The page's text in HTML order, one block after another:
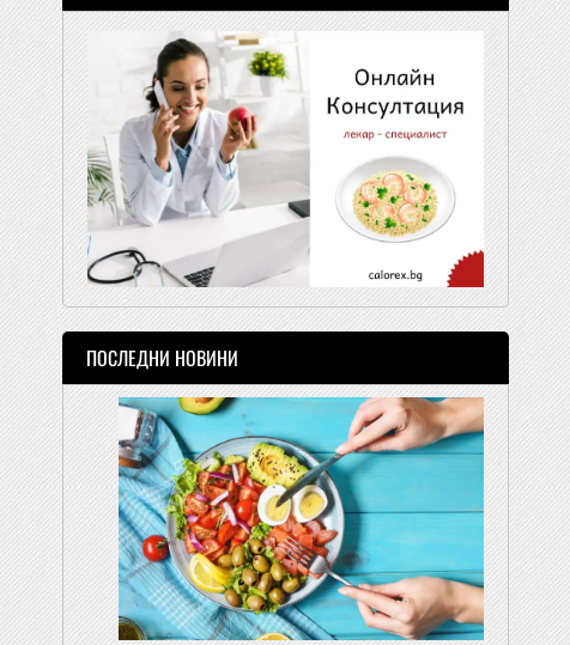
ПОСЛЕДНИ НОВИНИ